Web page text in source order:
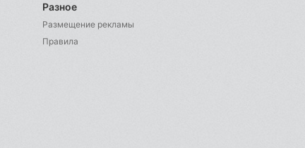
Разное
Размещение рекламы
Правила